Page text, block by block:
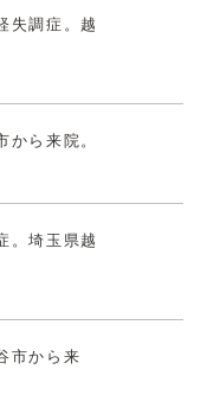
失調症。越
から来院。
。埼玉県越
市から来